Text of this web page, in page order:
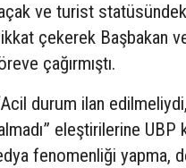
ve turist
çekerek Başbakan
çağırmıştı.
durum ilan
eleştirilerine UBP
fenomenliği yapma,